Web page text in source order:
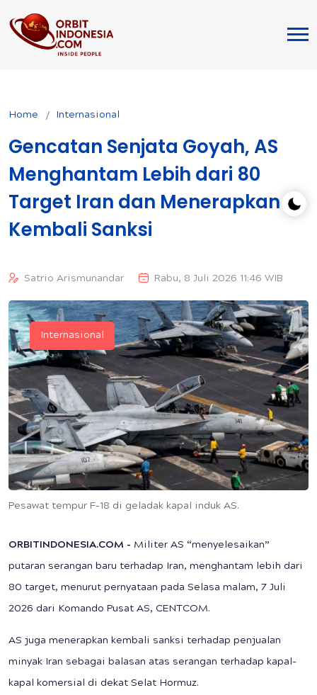
Home Internasional
Gencatan Senjata Goyah, AS
Menghantam Lebih dari 80
Target Iran dan Menerapkan
Kembali Sanksi
Satrio Arismunandar Rabu, 8 Juli 2026 11:46 WIB
Pesawat tempur F-18 di geladak kapal induk AS.
Internasional
ORBITINDONESIA.COM - Militer AS “menyelesaikan”
putaran serangan baru terhadap Iran, menghantam lebih dari
80 target, menurut pernyataan pada Selasa malam, 7 Juli
2026 dari Komando Pusat AS, CENTCOM.
AS juga menerapkan kembali sanksi terhadap penjualan
minyak Iran sebagai balasan atas serangan terhadap kapal-
kapal komersial di dekat Selat Hormuz.